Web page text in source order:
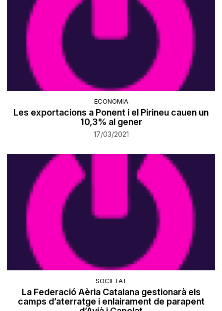
ECONOMIA
Les exportacions a Ponent i el Pirineu cauen un
10,3% al gener
17/03/2021
SOCIETAT
La Federació Aèria Catalana gestionarà els
camps d’aterratge i enlairament de parapent